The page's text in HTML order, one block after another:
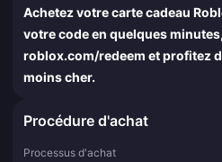
Achetez votre carte cadeau
votre code en quelques
roblox.com/redeem et profitez
moins cher.
Procédure d'achat
Processus d'achat